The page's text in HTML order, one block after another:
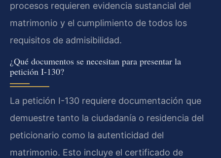
procesos requieren evidencia sustancial del
matrimonio y el cumplimiento de todos los
requisitos de admisibilidad.
¿Qué documentos se necesitan para presentar la
petición I-130?
La petición I-130 requiere documentación que
demuestre tanto la ciudadanía o residencia del
peticionario como la autenticidad del
matrimonio. Esto incluye el certificado de